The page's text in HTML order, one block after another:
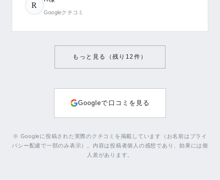
R
Googleクチコミ
もっと見る（残り 12 件）
Googleで口コミを見る
※ Googleに投稿された実際のクチコミを掲載しています（お名前はプライ
バシー配慮で一部のみ表示）。内容は投稿者個人の感想であり、効果には個
人差があります。